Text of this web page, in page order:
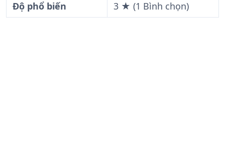
Độ phổ biến
3 ★ (1 Bình chọn)